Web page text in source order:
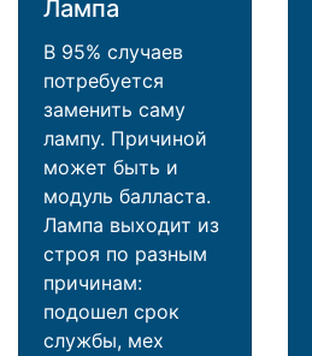
Лампа
В 95% случаев
потребуется
заменить саму
лампу. Причиной
может быть и
модуль балласта.
Лампа выходит из
строя по разным
причинам:
подошел срок
службы, мех